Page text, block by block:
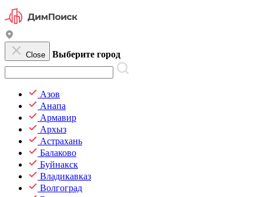
Close Выберите город
Азов
Анапа
Армавир
Архыз
Астрахань
Балаково
Буйнакск
Владикавказ
Волгоград